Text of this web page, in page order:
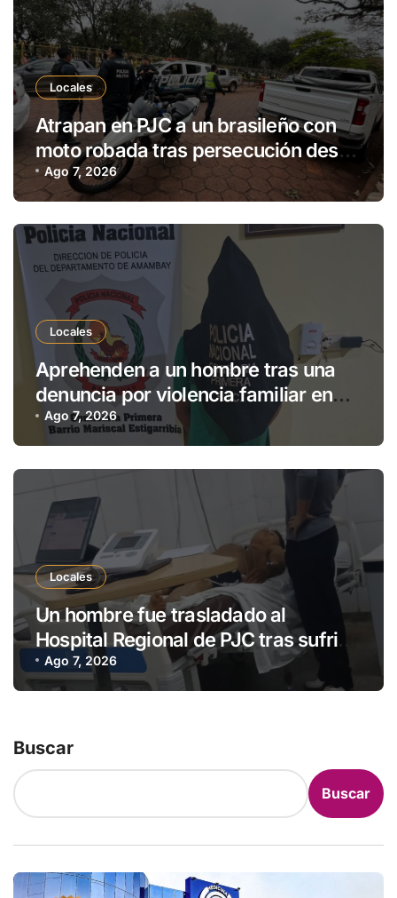
Locales
Atrapan en PJC a un brasileño con
moto robada tras persecución desde
Ponta Porã
Ago 7, 2026
Locales
Aprehenden a un hombre tras una
denuncia por violencia familiar en
Pedro Juan Caballero
Ago 7, 2026
Locales
Un hombre fue trasladado al
Hospital Regional de PJC tras sufrir
una descarga eléctrica
Ago 7, 2026
Buscar
Buscar